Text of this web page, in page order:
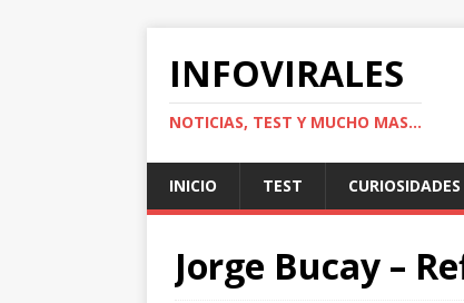
INFOVIRALES
NOTICIAS, TEST Y MUCHO MAS...
INICIO TEST CURIOSIDADES
Jorge Bucay –